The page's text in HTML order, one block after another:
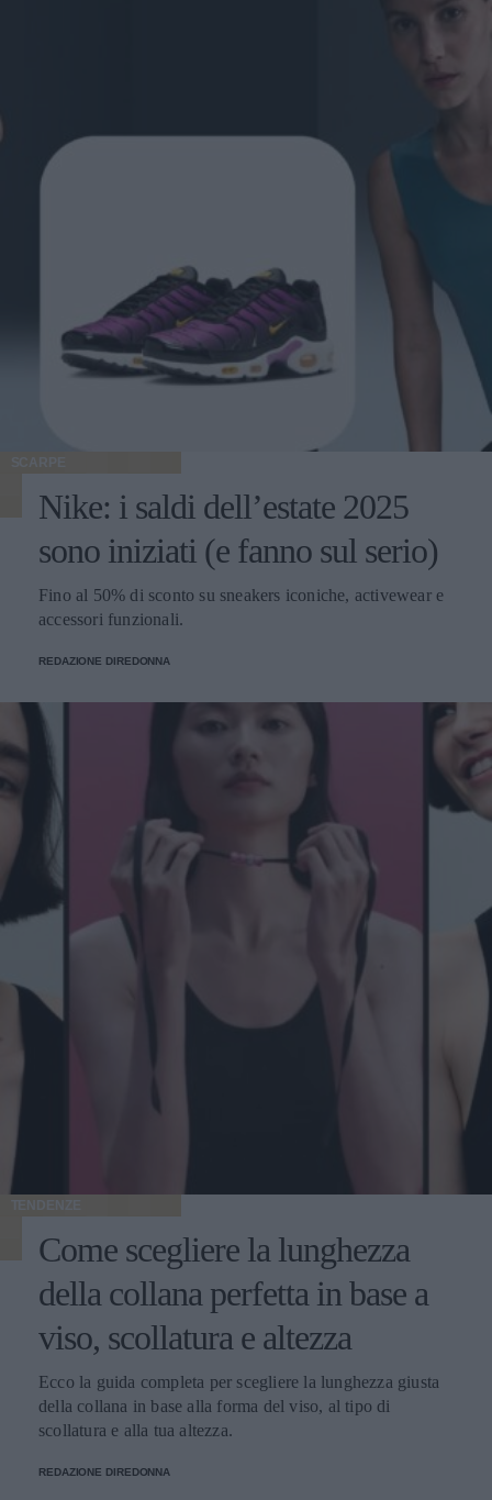
SCARPE
Nike: i saldi dell’estate 2025
sono iniziati (e fanno sul serio)
Fino al 50% di sconto su sneakers iconiche, activewear e
accessori funzionali.
REDAZIONE DIREDONNA
TENDENZE
Come scegliere la lunghezza
della collana perfetta in base a
viso, scollatura e altezza
Ecco la guida completa per scegliere la lunghezza giusta
della collana in base alla forma del viso, al tipo di
scollatura e alla tua altezza.
REDAZIONE DIREDONNA